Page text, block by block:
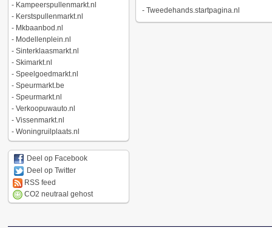
- Kampeerspullenmarkt.nl
- Kerstspullenmarkt.nl
- Mkbaanbod.nl
- Modellenplein.nl
- Sinterklaasmarkt.nl
- Skimarkt.nl
- Speelgoedmarkt.nl
- Speurmarkt.be
- Speurmarkt.nl
- Verkoopuwauto.nl
- Vissenmarkt.nl
- Woningruilplaats.nl
Deel op Facebook
Deel op Twitter
RSS feed
CO2 neutraal gehost
- Tweedehands.startpagina.nl